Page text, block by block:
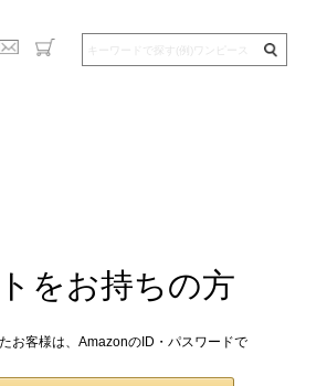
をお持ちの方
お客様は、AmazonのID・パスワードで